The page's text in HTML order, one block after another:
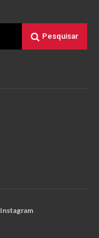
Pesquisar
Instagram